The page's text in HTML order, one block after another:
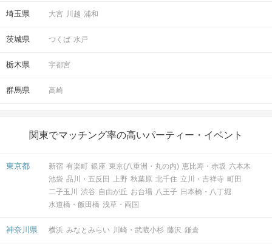
埼玉県 大宮 川越 浦和
茨城県 つくば 水戸
栃木県 宇都宮
群馬県 高崎
関東でマッチング率の高いパーティー・イベント
東京都 新宿 有楽町 銀座 東京(八重洲・丸の内) 恵比寿・赤坂 六本木
池袋 品川・五反田 上野 秋葉原 北千住 立川・吉祥寺 町田
二子玉川
渋谷 自由が丘 お台場 八王子 日本橋・八丁堀
水道橋・飯田橋 浅草・両国
神奈川県 横浜 みなとみらい 川崎・武蔵小杉 藤沢 鎌倉